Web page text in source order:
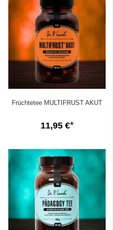
Früchtetee MULTIFRUST AKUT
11,95 €